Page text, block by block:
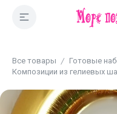
Все товары
Готовые
Композиции из гелиевых